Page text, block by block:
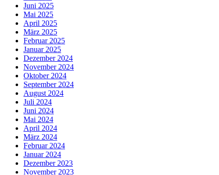
Juni 2025
Mai 2025
April 2025
März 2025
Februar 2025
Januar 2025
Dezember 2024
November 2024
Oktober 2024
September 2024
August 2024
Juli 2024
Juni 2024
Mai 2024
April 2024
März 2024
Februar 2024
Januar 2024
Dezember 2023
November 2023